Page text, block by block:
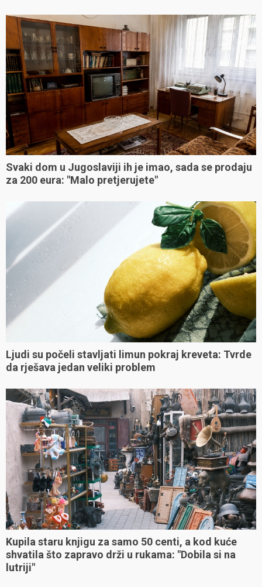
Svaki dom u Jugoslaviji ih je imao, sada se prodaju
za 200 eura: "Malo pretjerujete"
Ljudi su počeli stavljati limun pokraj kreveta: Tvrde
da rješava jedan veliki problem
Kupila staru knjigu za samo 50 centi, a kod kuće
shvatila što zapravo drži u rukama: "Dobila si na
lutriji"